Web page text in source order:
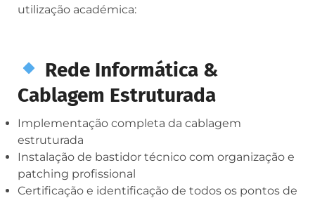
utilização académica:
Rede Informática &
Cablagem Estruturada
Implementação completa da cablagem
estruturada
Instalação de bastidor técnico com organização e
patching profissional
Certificação e identificação de todos os pontos de